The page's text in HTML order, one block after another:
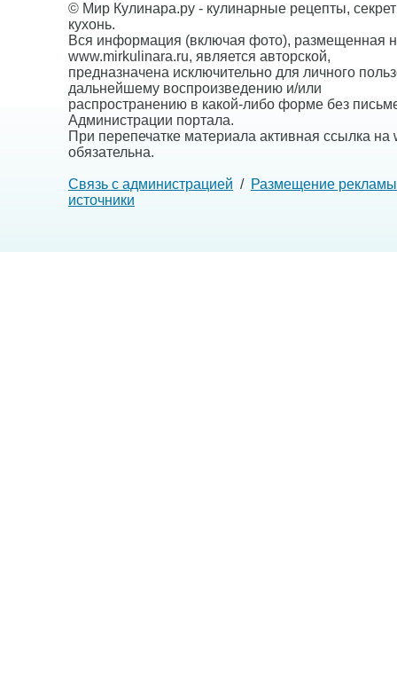
© Мир Кулинара.ру - кулинарные рецепты,
кухонь.
Вся информация (включая фото), размещенная
www.mirkulinara.ru, является авторской,
предназначена исключительно для личного
дальнейшему воспроизведению и/или
распространению в какой-либо форме без
Администрации портала.
При перепечатке материала активная ссылка на
обязательна.
Связь с администрацией / Размещение рекламы
источники